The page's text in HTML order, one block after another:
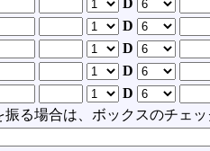
D
D
D
D
D
る場合は、ボックスのチェッ